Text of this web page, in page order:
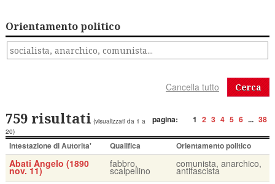
Orientamento politico
Cerca
pagina: 1 2 3 4 5 6 ... 38
759 risultati (visualizzati da 1 a
20)
Intestazione di Autorita' Qualifica Orientamento politico
Abati Angelo (1890
nov. 11)
fabbro,
scalpellino
comunista, anarchico,
antifascista